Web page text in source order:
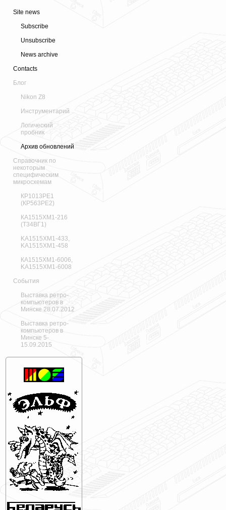
Site news
Subscribe
Unsubscribe
News archive
Contacts
Блог
Nikon Z8
Инструментарий
Логический
пробник
Архив обновлений
Справочник по
некоторым
специфическим
микросхемам
КР1013РЕ1
(КР563РЕ2)
КА1515ХМ1-216
(Т34ВГ1)
KA1515XM1-433,
KA1515XM1-458
КА1515ХМ1-6006,
KA1515XM1-6008
События
Выставка ретро-
компьютеров в
Минске 28.07.2012
Выставка ретро-
компьютеров в
Минске 5-
15.09.2015